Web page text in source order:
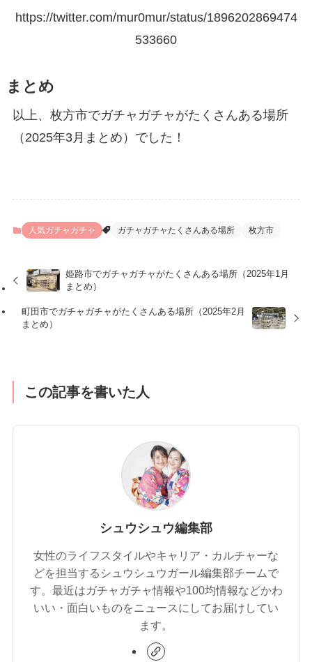
https://twitter.com/mur0mur/status/1896202869474
533660
まとめ
以上、枚方市でガチャガチャがたくさんある場所
（2025年3月まとめ）でした！
人気ガチャガチャ ガチャガチャたくさんある場所 枚方市
姫路市でガチャガチャがたくさんある場所（2025年1月
まとめ）
町田市でガチャガチャがたくさんある場所（2025年2月
まとめ）
この記事を書いた人
シュウシュウ編集部
女性のライフスタイルやキャリア・カルチャーな
どを担当するシュウシュウガール編集部チームで
す。最近はガチャガチャ情報や100均情報などかわ
いい・面白いものをニュースにしてお届けしてい
ます。